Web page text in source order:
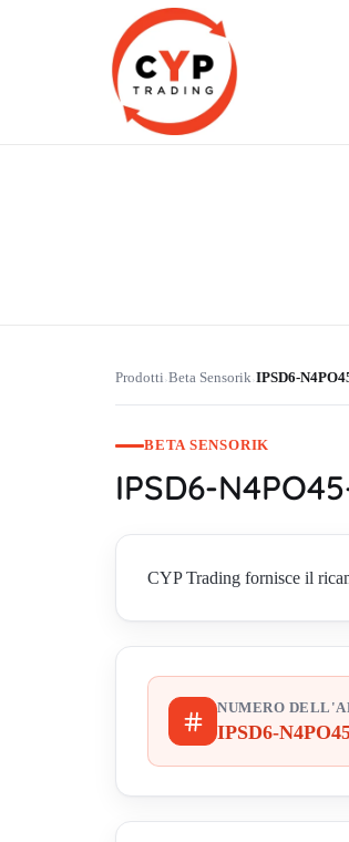
Prodotti›Beta Sensorik›IPSD6-
BETA SENSORIK
IPSD6-
CYP Trading fornisce il
NUMERO
IPSD6-